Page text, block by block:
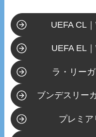
UEFA CL
UEFA EL
ラ・リー
ブンデスリー
プレミ